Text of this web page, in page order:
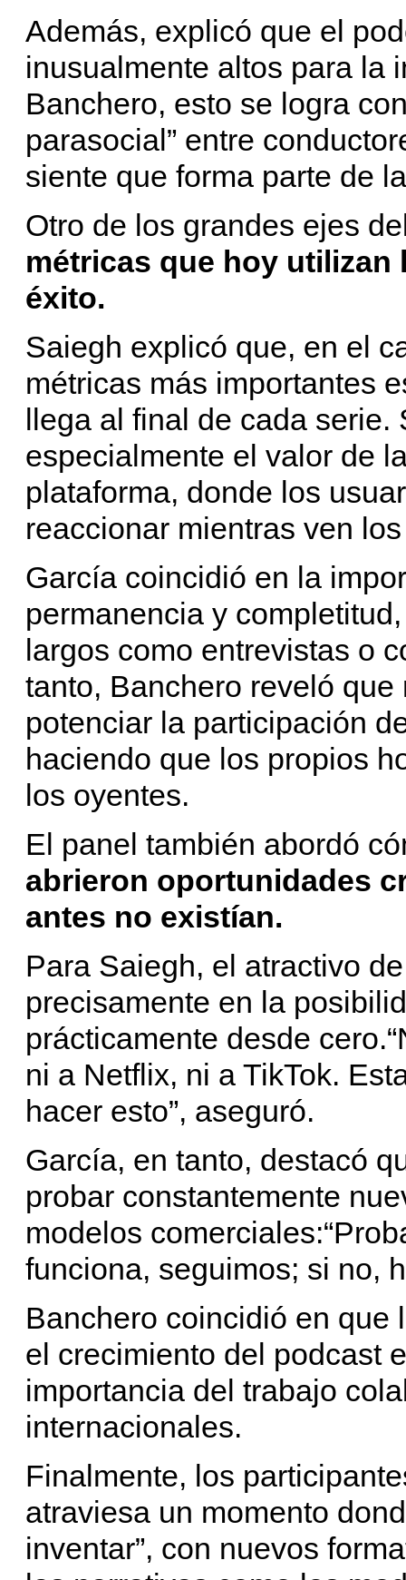
Además, explicó que el
inusualmente altos para la
Banchero, esto se logra
parasocial” entre
siente que forma parte de
Otro de los grandes ejes
métricas que hoy utilizan
éxito.
Saiegh explicó que, en el
métricas más importantes
llega al final de cada serie.
especialmente el valor de
plataforma, donde los
reaccionar mientras ven
García coincidió en la
permanencia y
largos como entrevistas o
tanto, Banchero reveló
potenciar la participación
haciendo que los propios
los oyentes.
El panel también abordó
abrieron oportunidades
antes no existían.
Para Saiegh, el atractivo
precisamente en la
prácticamente desde
ni a Netflix, ni a TikTok.
hacer esto”, aseguró.
García, en tanto, destacó
probar constantemente
modelos
funciona, seguimos; si no,
Banchero coincidió en que
el crecimiento del podcast
importancia del trabajo
internacionales.
Finalmente, los
atraviesa un momento
inventar”, con nuevos